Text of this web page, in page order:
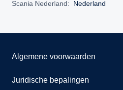
Scania Nederland: Nederland
Algemene voorwaarden
Juridische bepalingen